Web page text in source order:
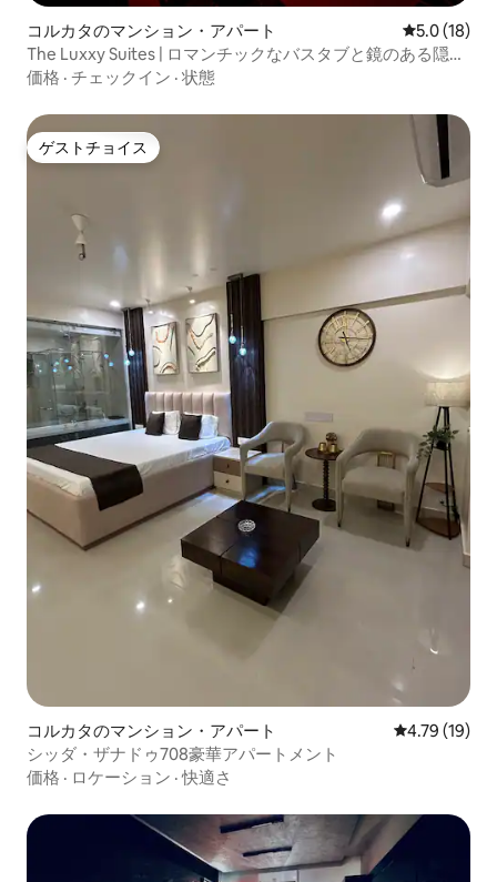
コルカタのマンション・アパート レビュー18
5.0 (18)
The Luxxy Suites | ロマンチックなバスタブと鏡のある隠れ
家
価格 · チェックイン · 状態
ゲストチョイス
ゲストチョイス
コルカタのマンション・アパート レビュー19
4.79 (19)
シッダ・ザナドゥ708豪華アパートメント
価格 · ロケーション ·快適さ